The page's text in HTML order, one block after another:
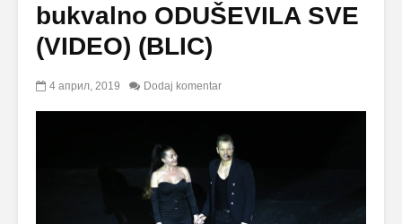
bukvalno ODUŠEVILA SVE
(VIDEO) (BLIC)
4 април, 2019 Dodaj komentar